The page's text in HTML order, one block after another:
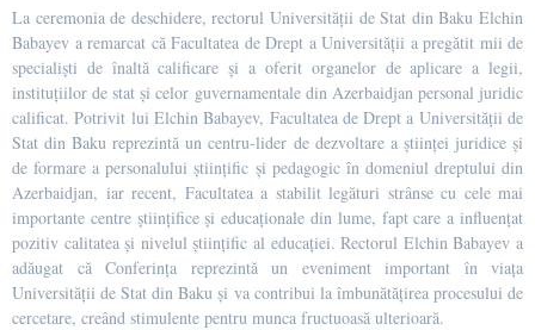
La ceremonia de deschidere, rectorul Universității de Stat din Baku Elchin
Babayev a remarcat că Facultatea de Drept a Universității a pregătit mii de
specialiști de înaltă calificare și a oferit organelor de aplicare a legii,
instituțiilor de stat și celor guvernamentale din Azerbaidjan personal juridic
calificat. Potrivit lui Elchin Babayev, Facultatea de Drept a Universității de
Stat din Baku reprezintă un centru-lider de dezvoltare a științei juridice și
de formare a personalului științific și pedagogic în domeniul dreptului din
Azerbaidjan, iar recent, Facultatea a stabilit legături strânse cu cele mai
importante centre științifice și educaționale din lume, fapt care a influențat
pozitiv calitatea și nivelul științific al educației. Rectorul Elchin Babayev a
adăugat că Conferința reprezintă un eveniment important în viața
Universității de Stat din Baku și va contribui la îmbunătățirea procesului de
cercetare, creând stimulente pentru munca fructuoasă ulterioară.